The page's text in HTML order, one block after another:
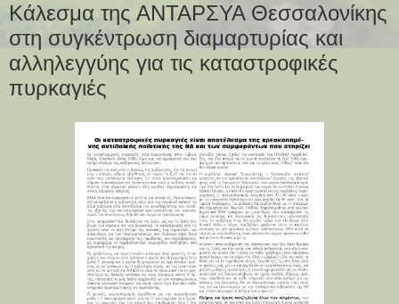
Κάλεσμα της ΑΝΤΑΡΣΥΑ Θεσσαλονίκης
στη συγκέντρωση διαμαρτυρίας και
αλληλεγγύης για τις καταστροφικές
πυρκαγιές